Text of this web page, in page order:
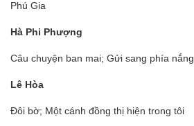
Phú Gia
Hà Phi Phượng
Câu chuyện ban mai; Gửi sang phía nắng
Lê Hòa
Đôi bờ; Một cánh đồng thị hiện trong tôi